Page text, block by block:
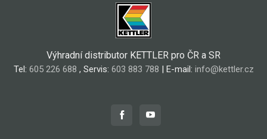
Výhradní distributor KETTLER pro ČR a SR
Tel: 605 226 688 , Servis: 603 883 788 | E-mail: info@kettler.cz